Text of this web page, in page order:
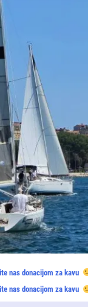
nas donacijom za kavu
nas donacijom za kavu